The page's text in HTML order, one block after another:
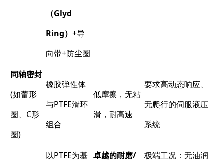
（Glyd
Ring） +导
向带+防尘圈
同轴密封
(如蕾形
圈、C形
圈)
橡胶弹性体
与PTFE滑环
组合
低摩擦，无粘
滑，耐高速
要求高动态响应、
无爬行的伺服液压
系统
以PTFE为基 卓越的耐磨/
极端工况：无油润